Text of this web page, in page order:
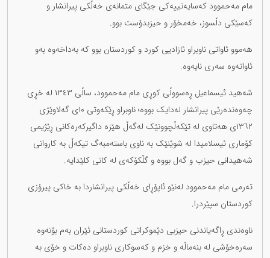
مام مەحموود کەسایەتییەکی جێگای متمانەی خەڵکی پیرانشار و
کەسێکی دڵسوز، خەمخۆر و حیزبدۆست بوو.
هەموو ئاواتی ناوبراو ئازادیی کورد و کوردستان بوو کە بەداخەوە بەو
ئاواتەوە سەری نایەوە.
شەهید ئیسماعیل ڕەسووڵی کوڕی مام مەحموود، ساڵی ١٣٤٣ لە خڕی
چەوەندەرێی پیرانشار لەدایک بووە؛ ناوبراو ڕێکەوتی ١٠ی گەلاوێژی
١٣٦٢ی هەتاوی لە تێکەڵچوونێک لەگەڵ هێزە داگیرکەرەکانی ڕێژیمی
کۆماری ئیسلامیدا لە شوێنێک بە ناوی باستەمبەگ تیکەڵ بە کاروانی
شەهیدانی حیزب و گەل بووە و گڵکۆکەی لە کانی کلێدایە.
تەرمی مام مەحموود لەنێو ئاپۆڕای خەڵکی پیرانشاردا بە خاکی پیرۆزی
کوردستان سپێردرا.
ناوەندی ڕاگەیاندنی حیزبی دێموکراتی کوردستانی ئێران بەم بۆنەوە
سەرەخۆشی لە بنەماڵە و خزم و کەسوکاری ناوبراو دەکات و خۆی بە